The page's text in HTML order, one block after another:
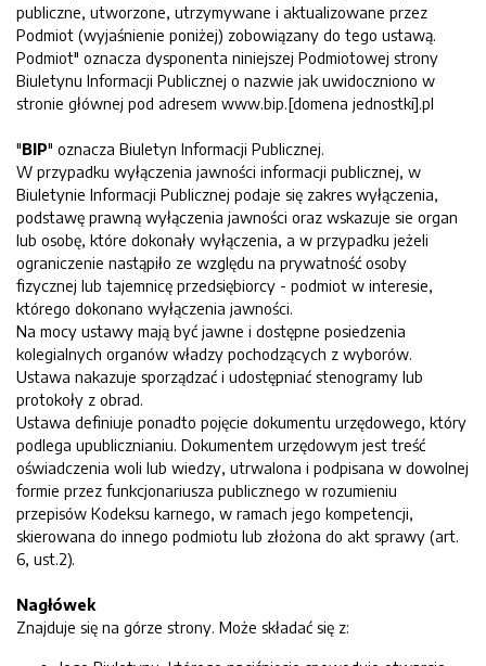
publiczne, utworzone, utrzymywane i aktualizowane przez
Podmiot (wyjaśnienie poniżej) zobowiązany do tego ustawą.
Podmiot" oznacza dysponenta niniejszej Podmiotowej strony
Biuletynu Informacji Publicznej o nazwie jak uwidoczniono w
stronie głównej pod adresem www.bip.[domena jednostki].pl
"BIP" oznacza Biuletyn Informacji Publicznej.
W przypadku wyłączenia jawności informacji publicznej, w
Biuletynie Informacji Publicznej podaje się zakres wyłączenia,
podstawę prawną wyłączenia jawności oraz wskazuje sie organ
lub osobę, które dokonały wyłączenia, a w przypadku jeżeli
ograniczenie nastąpiło ze względu na prywatność osoby
fizycznej lub tajemnicę przedsiębiorcy - podmiot w interesie,
którego dokonano wyłączenia jawności.
Na mocy ustawy mają być jawne i dostępne posiedzenia
kolegialnych organów władzy pochodzących z wyborów.
Ustawa nakazuje sporządzać i udostępniać stenogramy lub
protokoły z obrad.
Ustawa definiuje ponadto pojęcie dokumentu urzędowego, który
podlega upublicznianiu. Dokumentem urzędowym jest treść
oświadczenia woli lub wiedzy, utrwalona i podpisana w dowolnej
formie przez funkcjonariusza publicznego w rozumieniu
przepisów Kodeksu karnego, w ramach jego kompetencji,
skierowana do innego podmiotu lub złożona do akt sprawy (art.
6, ust.2).
Nagłówek
Znajduje się na górze strony. Może składać się z: